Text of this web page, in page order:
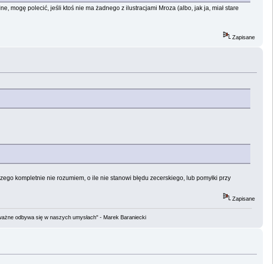
mogę polecić, jeśli ktoś nie ma żadnego z ilustracjami Mroza (albo, jak ja, miał stare
Zapisane
kompletnie nie rozumiem, o ile nie stanowi błędu zecerskiego, lub pomyłki przy
Zapisane
odbywa się w naszych umysłach" - Marek Baraniecki